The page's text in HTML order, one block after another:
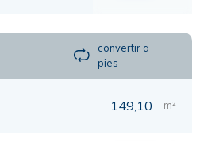
convertir a
pies
149,10 m²